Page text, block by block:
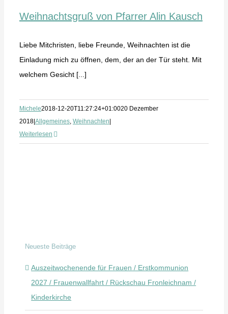
Weihnachtsgruß von Pfarrer Alin Kausch
Liebe Mitchristen, liebe Freunde, Weihnachten ist die
Einladung mich zu öffnen, dem, der an der Tür steht. Mit
welchem Gesicht [...]
Michele2018-12-20T11:27:24+01:0020 Dezember
2018 Allgemeines, Weihnachten
Weiterlesen
Neueste Beiträge
Auszeitwochenende für Frauen / Erstkommunion
2027 / Frauenwallfahrt / Rückschau Fronleichnam /
Kinderkirche